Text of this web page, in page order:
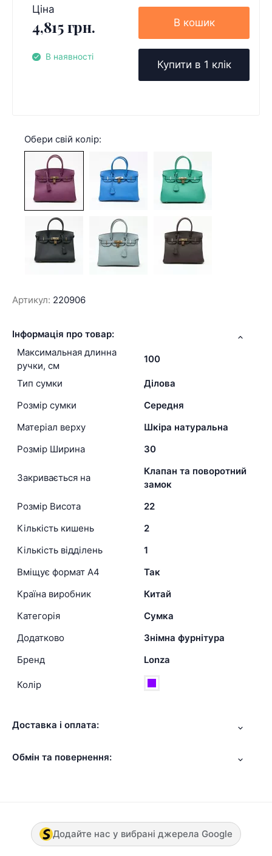
Ціна
4,815 грн.
В наявності
В кошик
Купити в 1 клік
Обери свій колір:
Артикул: 220906
Інформація про товар:
Максимальная длинна
ручки, см
100
Тип сумки
Ділова
Розмір сумки
Середня
Матеріал верху
Шкіра натуральна
Розмір Ширина
30
Закривається на
Клапан та поворотний
замок
Розмір Висота
22
Кількість кишень
2
Кількість відділень
1
Вміщує формат А4
Так
Країна виробник
Китай
Категорія
Сумка
Додатково
Знімна фурнітура
Бренд
Lonza
Колір
Доставка і оплата:
Обмін та повернення:
Додайте нас у вибрані джерела Google